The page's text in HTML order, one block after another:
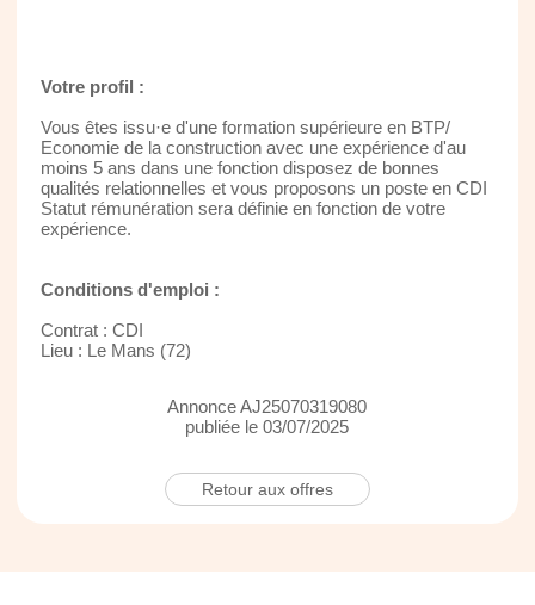
Votre profil :
Vous êtes issu·e d'une formation supérieure en BTP/
Economie de la construction avec une expérience d'au
moins 5 ans dans une fonction disposez de bonnes
qualités relationnelles et vous proposons un poste en CDI
Statut rémunération sera définie en fonction de votre
expérience.
Conditions d'emploi :
Contrat : CDI
Lieu : Le Mans (72)
Annonce AJ25070319080
publiée le 03/07/2025
Retour aux offres